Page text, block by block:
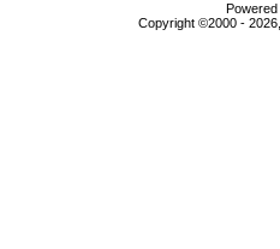
Copyright ©2000 -